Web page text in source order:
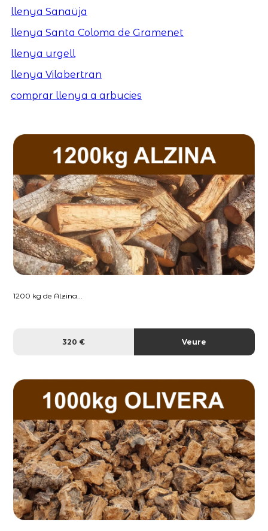
llenya Sanaüja
llenya Santa Coloma de Gramenet
llenya urgell
llenya Vilabertran
comprar llenya a arbucies
1200 kg de Alzina...
320 € Veure